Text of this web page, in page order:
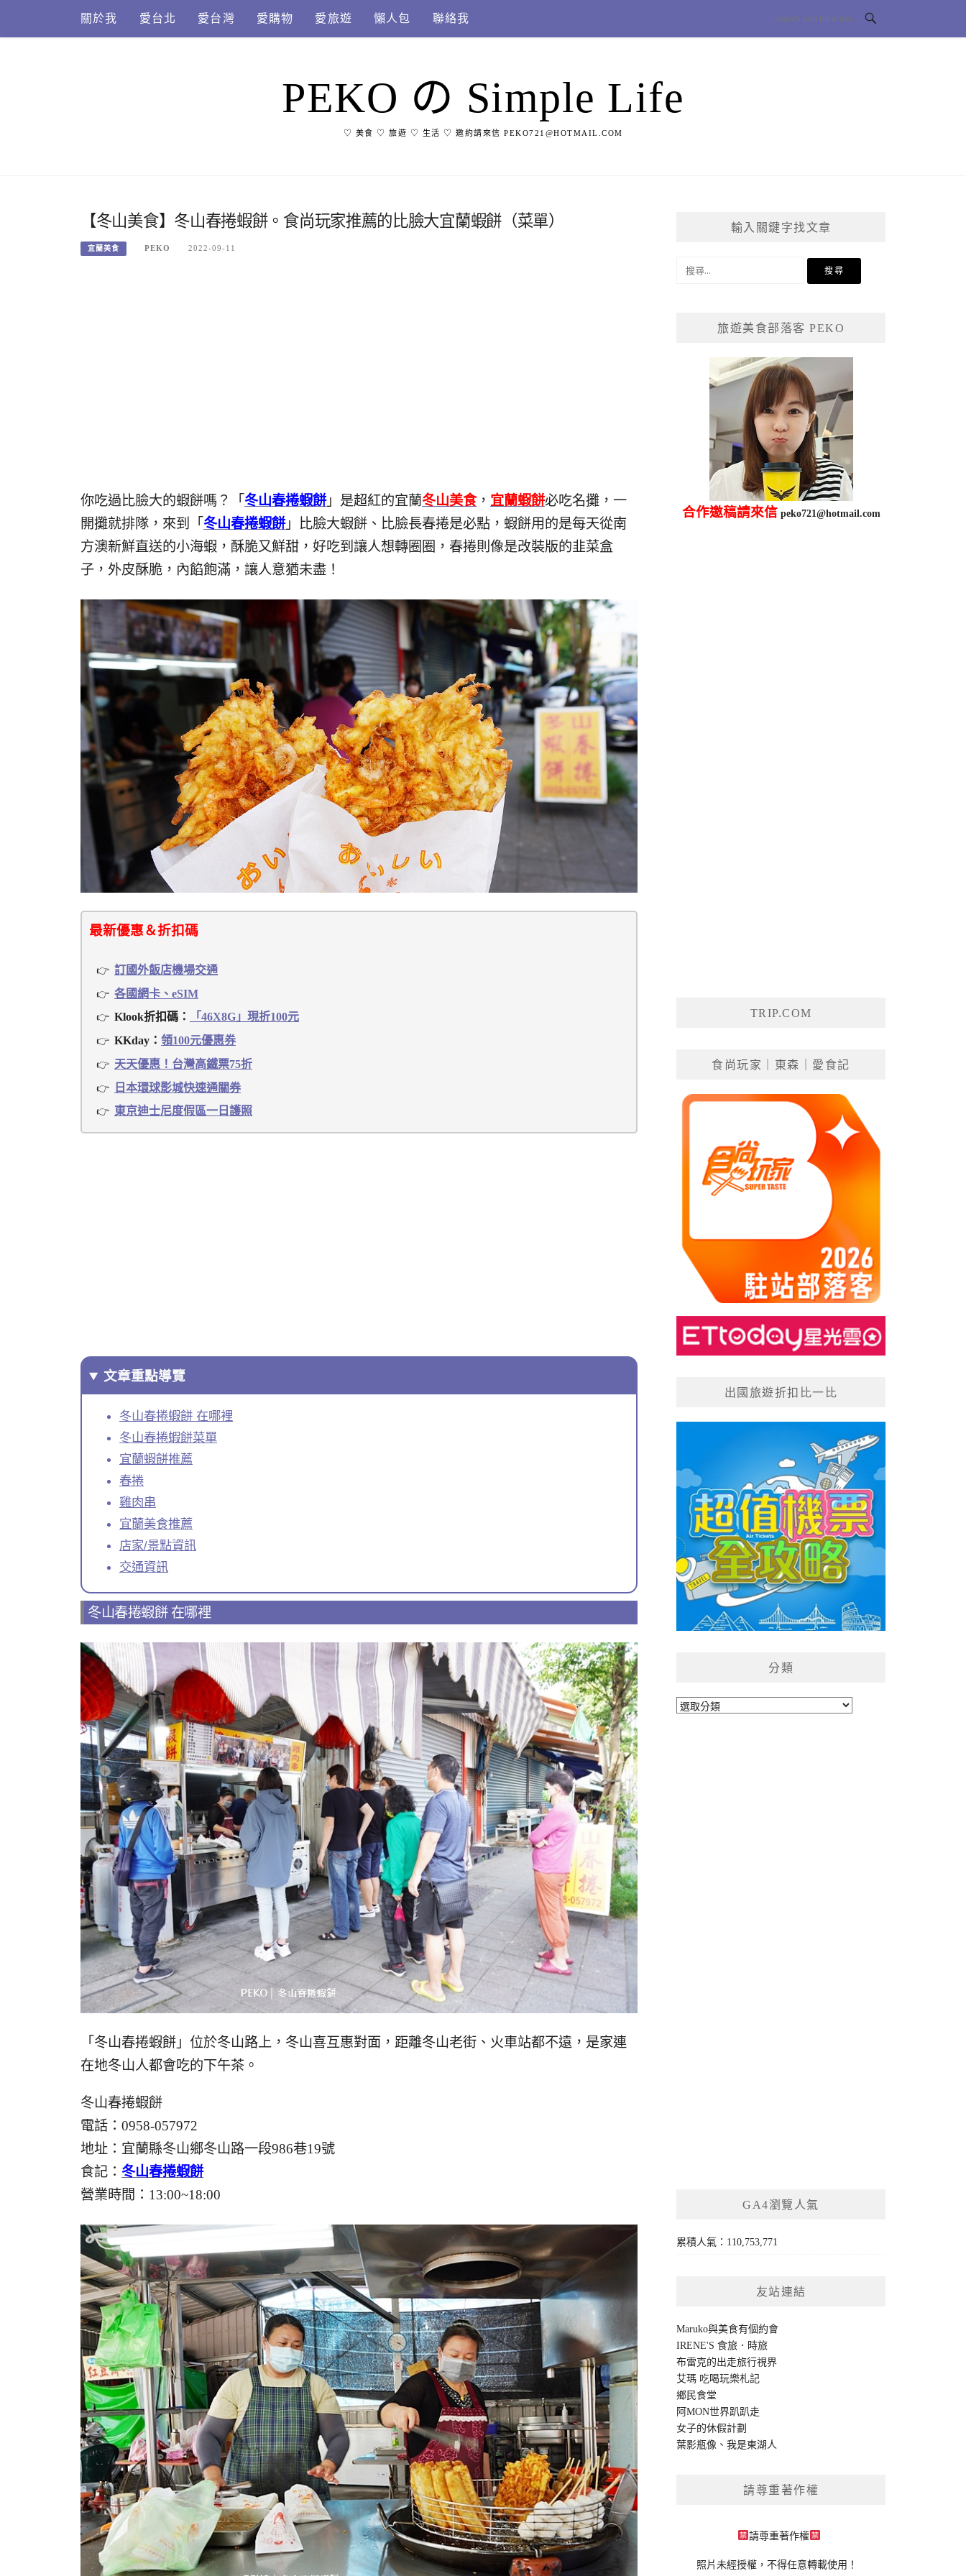
content
關於我 愛台北 愛台灣 愛購物 愛旅遊 懶人包 聯絡我
PEKO の Simple Life
♡ 美食 ♡ 旅遊 ♡ 生活 ♡ 邀約請來信 PEKO721@HOTMAIL.COM
【冬山美食】冬山春捲蝦餅。食尚玩家推薦的比臉大宜蘭蝦餅（菜單）
宜蘭美食 PEKO 2022-09-11
你吃過比臉大的蝦餅嗎？「 冬山春捲蝦餅」是超紅的宜蘭冬山美食， 宜蘭蝦餅必吃名攤，一
開攤就排隊，來到「 冬山春捲蝦餅」比臉大蝦餅、比臉長春捲是必點，蝦餅用的是每天從南
方澳新鮮直送的小海蝦，酥脆又鮮甜，好吃到讓人想轉圈圈，春捲則像是改裝版的韭菜盒
子，外皮酥脆，內餡飽滿，讓人意猶未盡！
最新優惠＆折扣碼
訂國外飯店機場交通
各國網卡、eSIM
Klook折扣碼：
「46X8G」現折100元
KKday： 領100元優惠券
天天優惠！台灣高鐵票75折
日本環球影城快速通關券
東京迪士尼度假區一日護照
文章重點導覽
冬山春捲蝦餅 在哪裡
冬山春捲蝦餅菜單
宜蘭蝦餅推薦
春捲
雞肉串
宜蘭美食推薦
店家/景點資訊
交通資訊
冬山春捲蝦餅 在哪裡
「冬山春捲蝦餅」位於冬山路上，冬山喜互惠對面，距離冬山老街、火車站都不遠，是家連
在地冬山人都會吃的下午茶。
冬山春捲蝦餅
電話：0958-057972
地址：宜蘭縣冬山鄉冬山路一段986巷19號
食記： 冬山春捲蝦餅
營業時間：13:00~18:00
輸入關鍵字找文章
旅遊美食部落客 PEKO
合作邀稿請來信 peko721@hotmail.com
TRIP.COM
食尚玩家｜東森｜愛食記
出國旅遊折扣比一比
分類
分
GA4瀏覽人氣
累積人氣：110,753,771
友站連結
Maruko與美食有個約會
IRENE'S 食旅．時旅
布雷克的出走旅行視界
艾瑪 吃喝玩樂札記
鄉民食堂
阿MON世界趴趴走
女子的休假計劃
葉影瓶像 、我是東湖人
請尊重著作權
請尊重著作權
照片未經授權，不得任意轉載使用！